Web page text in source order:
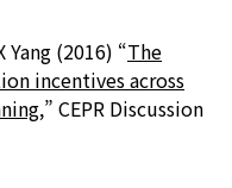
(2016) “The
incentives across
,” CEPR Discussion